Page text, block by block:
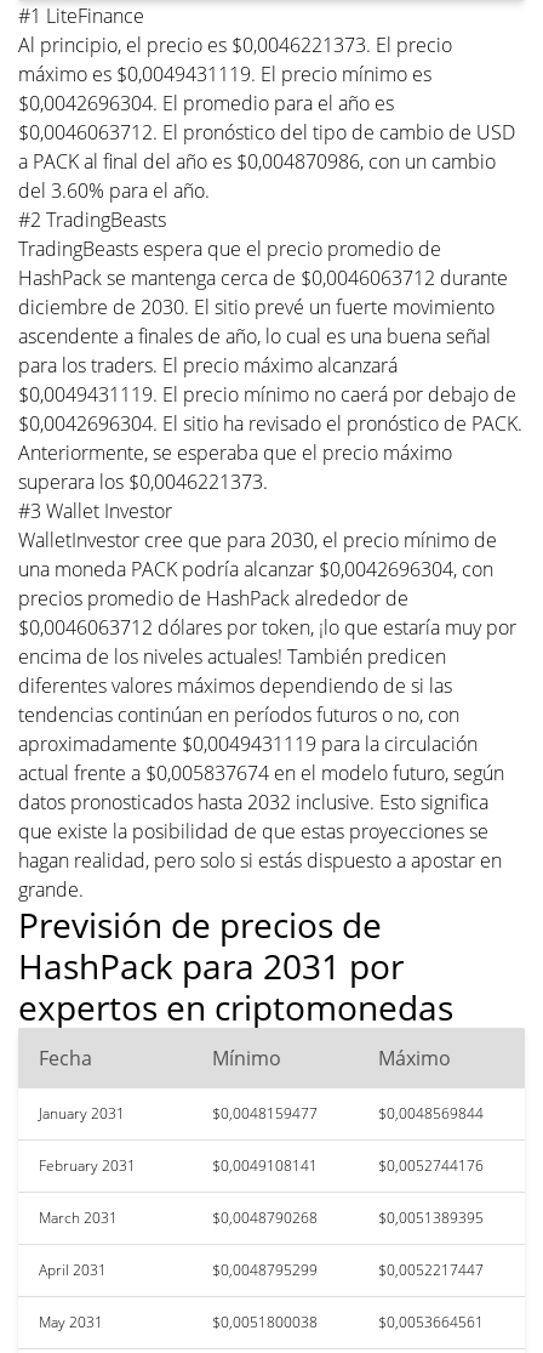
#1 LiteFinance
Al principio, el precio es $0,0046221373. El precio
máximo es $0,0049431119. El precio mínimo es
$0,0042696304. El promedio para el año es
$0,0046063712. El pronóstico del tipo de cambio de USD
a PACK al final del año es $0,004870986, con un cambio
del 3.60% para el año.
#2 TradingBeasts
TradingBeasts espera que el precio promedio de
HashPack se mantenga cerca de $0,0046063712 durante
diciembre de 2030. El sitio prevé un fuerte movimiento
ascendente a finales de año, lo cual es una buena señal
para los traders. El precio máximo alcanzará
$0,0049431119. El precio mínimo no caerá por debajo de
$0,0042696304. El sitio ha revisado el pronóstico de PACK.
Anteriormente, se esperaba que el precio máximo
superara los $0,0046221373.
#3 Wallet Investor
WalletInvestor cree que para 2030, el precio mínimo de
una moneda PACK podría alcanzar $0,0042696304, con
precios promedio de HashPack alrededor de
$0,0046063712 dólares por token, ¡lo que estaría muy por
encima de los niveles actuales! También predicen
diferentes valores máximos dependiendo de si las
tendencias continúan en períodos futuros o no, con
aproximadamente $0,0049431119 para la circulación
actual frente a $0,005837674 en el modelo futuro, según
datos pronosticados hasta 2032 inclusive. Esto significa
que existe la posibilidad de que estas proyecciones se
hagan realidad, pero solo si estás dispuesto a apostar en
grande.
Previsión de precios de
HashPack para 2031 por
expertos en criptomonedas
Fecha Mínimo Máximo
January 2031 $0,0048159477 $0,0048569844
February 2031 $0,0049108141 $0,0052744176
March 2031 $0,0048790268 $0,0051389395
April 2031 $0,0048795299 $0,0052217447
May 2031 $0,0051800038 $0,0053664561